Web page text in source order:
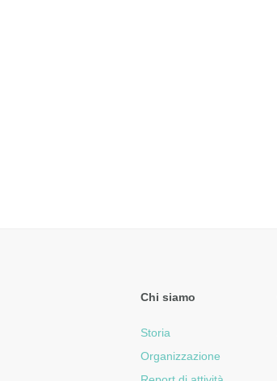
Chi siamo
Storia
Organizzazione